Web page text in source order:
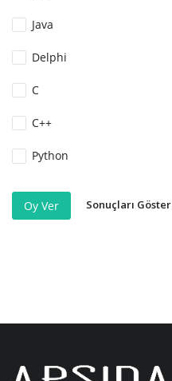
Java
Delphi
C
C++
Python
Oy Ver Sonuçları Göster